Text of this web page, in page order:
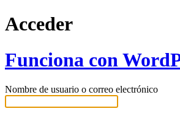
Acceder
Funciona con
Nombre de usuario o correo electrónico